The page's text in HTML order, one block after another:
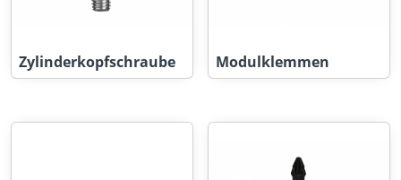
Zylinderkopfschraube Modulklemmen